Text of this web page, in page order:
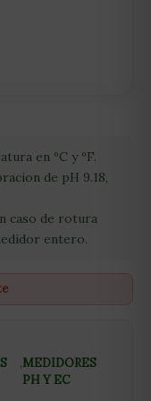
en ºC y ºF.
de pH 9.18,
caso de rotura
entero.
,MEDIDORES
PH Y EC